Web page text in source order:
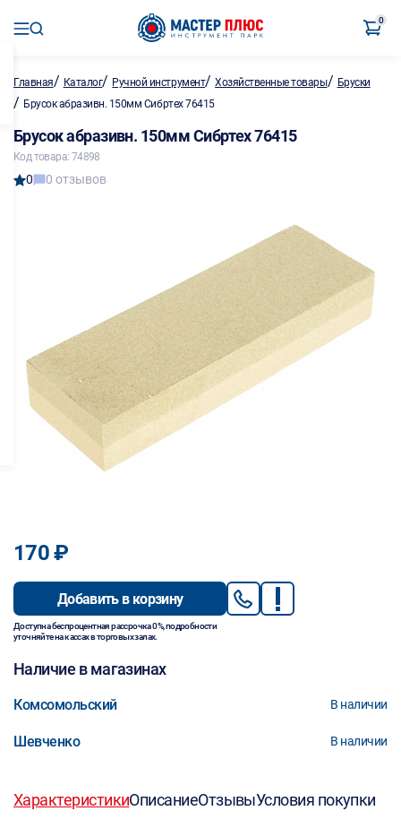
0
Главная/ Каталог/ Ручной инструмент/Хозяйственные товары/ Бруски
/ Брусок абразивн. 150мм Сибртех 76415
Брусок абразивн. 150мм Сибртех 76415
Код товара: 74898
0 0 отзывов
170 ₽
Добавить в корзину
Доступна беспроцентная рассрочка 0%, подробности
уточняйте на кассах в торговых залах.
Наличие в магазинах
Комсомольский В наличии
Шевченко В наличии
ХарактеристикиОписаниеОтзывыУсловия покупки